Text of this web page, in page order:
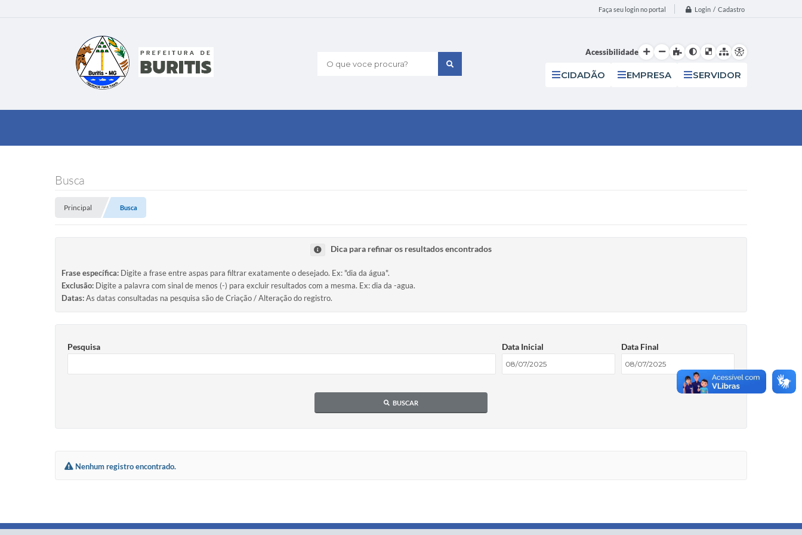
Faça seu login no portal Login / Cadastro
O que voce procura?
Acessibilidade
CIDADÃO EMPRESA SERVIDOR
Busca
Principal Busca
Dica para refinar os resultados encontrados
Frase específica: Digite a frase entre aspas para filtrar exatamente o desejado. Ex: "dia da água".
Exclusão: Digite a palavra com sinal de menos (-) para excluir resultados com a mesma. Ex: dia da -agua.
Datas:As datas consultadas na pesquisa são de Criação / Alteração do registro.
Pesquisa Data Inicial Data Final
BUSCAR
Nenhum registro encontrado.